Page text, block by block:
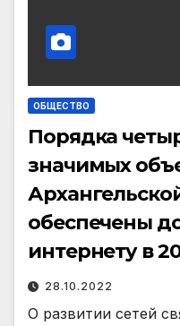
ОБЩЕСТВО
Порядка
значимых
обеспечены
интернету в
28.10.2022
О развитии сетей